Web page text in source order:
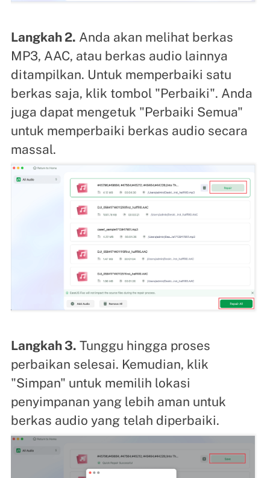
Langkah 2. Anda akan melihat berkas
MP3, AAC, atau berkas audio lainnya
ditampilkan. Untuk memperbaiki satu
berkas saja, klik tombol "Perbaiki". Anda
juga dapat mengetuk "Perbaiki Semua"
untuk memperbaiki berkas audio secara
massal.
Langkah 3. Tunggu hingga proses
perbaikan selesai. Kemudian, klik
"Simpan" untuk memilih lokasi
penyimpanan yang lebih aman untuk
berkas audio yang telah diperbaiki.